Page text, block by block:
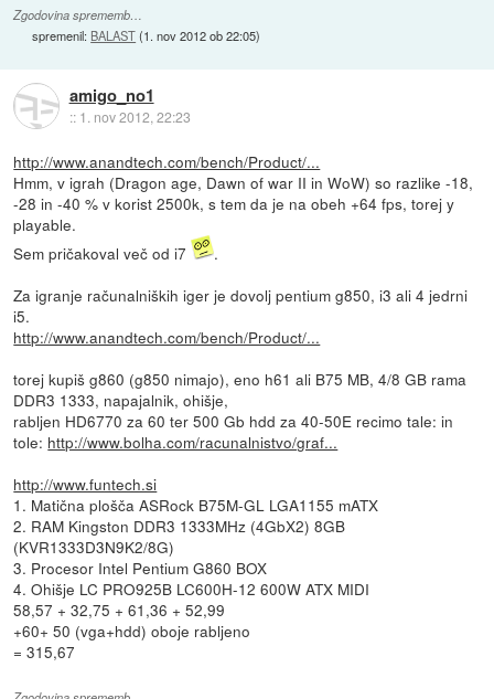
Zgodovina sprememb…
spremenil: BALAST(1. nov 2012 ob 22:05)
amigo_no1
:: 1. nov 2012, 22:23
http://www.anandtech.com/bench/Product/...
Hmm, v igrah (Dragon age, Dawn of war II in WoW) so razlike -18,
-28 in -40 % v korist 2500k, s tem da je na obeh +64 fps, torej y
playable.
Sem pričakoval več od i7
.
Za igranje računalniških iger je dovolj pentium g850, i3 ali 4 jedrni
i5.
http://www.anandtech.com/bench/Product/...
torej kupiš g860 (g850 nimajo), eno h61 ali B75 MB, 4/8 GB rama
DDR3 1333, napajalnik, ohišje,
rabljen HD6770 za 60 ter 500 Gb hdd za 40-50E recimo tale: in
tole: http://www.bolha.com/racunalnistvo/graf...
http://www.funtech.si
1. Matična plošča ASRock B75M-GL LGA1155 mATX
2. RAM Kingston DDR3 1333MHz (4GbX2) 8GB
(KVR1333D3N9K2/8G)
3. Procesor Intel Pentium G860 BOX
4. Ohišje LC PRO925B LC600H-12 600W ATX MIDI
58,57 + 32,75 + 61,36 + 52,99
+60+ 50 (vga+hdd) oboje rabljeno
= 315,67